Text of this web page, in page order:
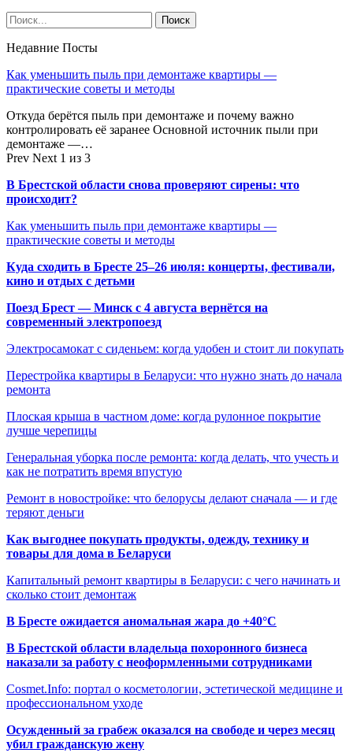
Недавние Посты
Как уменьшить пыль при демонтаже квартиры —
практические советы и методы
Откуда берётся пыль при демонтаже и почему важно
контролировать её заранее Основной источник пыли при
демонтаже —…
Prev Next 1 из 3
В Брестской области снова проверяют сирены: что
происходит?
Как уменьшить пыль при демонтаже квартиры —
практические советы и методы
Куда сходить в Бресте 25–26 июля: концерты, фестивали,
кино и отдых с детьми
Поезд Брест — Минск с 4 августа вернётся на
современный электропоезд
Электросамокат с сиденьем: когда удобен и стоит ли покупать
Перестройка квартиры в Беларуси: что нужно знать до начала
ремонта
Плоская крыша в частном доме: когда рулонное покрытие
лучше черепицы
Генеральная уборка после ремонта: когда делать, что учесть и
как не потратить время впустую
Ремонт в новостройке: что белорусы делают сначала — и где
теряют деньги
Как выгоднее покупать продукты, одежду, технику и
товары для дома в Беларуси
Капитальный ремонт квартиры в Беларуси: с чего начинать и
сколько стоит демонтаж
В Бресте ожидается аномальная жара до +40°C
В Брестской области владельца похоронного бизнеса
наказали за работу с неоформленными сотрудниками
Cosmet.Info: портал о косметологии, эстетической медицине и
профессиональном уходе
Осужденный за грабеж оказался на свободе и через месяц
убил гражданскую жену